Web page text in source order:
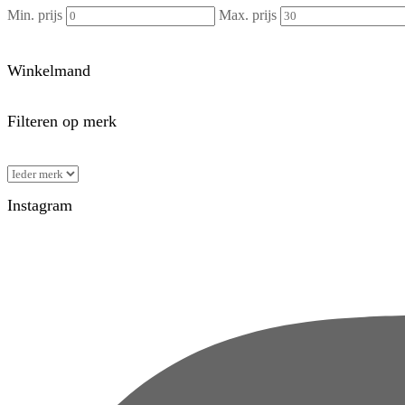
Min. prijs Max. prijs
Winkelmand
Filteren op merk
Instagram